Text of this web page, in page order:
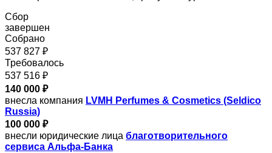
Сбор
завершен
Собрано
537 827 ₽
Требовалось
537 516 ₽
140 000 ₽
внесла компания LVMH Perfumes & Cosmetics (Seldico
Russia)
100 000 ₽
внесли юридические лица благотворительного
сервиса Альфа-Банка